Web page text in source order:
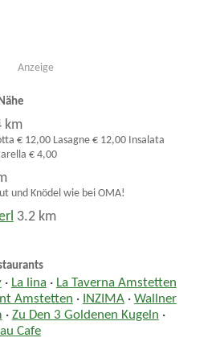
Anzeige
km
€ 12,00 Lasagne € 12,00 Insalata
€ 4,00
und Knödel wie bei OMA!
3.2 km
· La lina · La Taverna Amstetten
Amstetten · INZIMA· Wallner
· Zu Den 3 Goldenen Kugeln ·
Cafe